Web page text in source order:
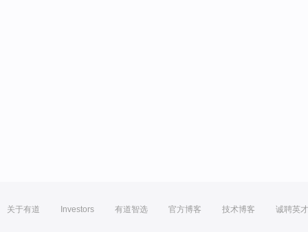
关于有道 Investors 有道智选 官方博客 技术博客 诚聘英才